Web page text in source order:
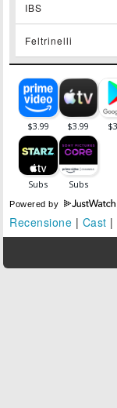
IBS
Feltrinelli
Powered by
Recensione | Cast |